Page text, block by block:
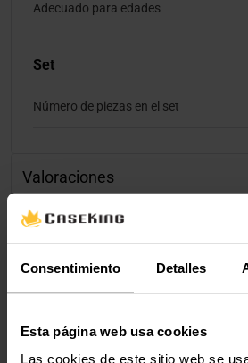
Consentimiento Detalles
Esta página web usa cookies
Las cookies de este sitio web se
Adecuado para edades
Set
Número de piezas en el set
Valoraciones